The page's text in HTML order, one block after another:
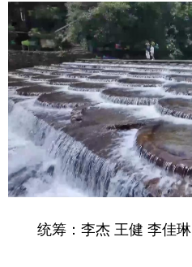
统筹：李杰 王健 李佳琳